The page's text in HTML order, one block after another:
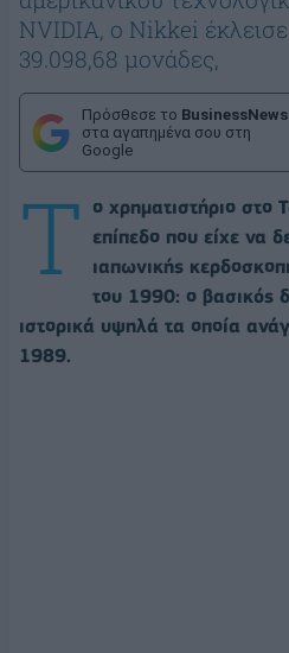
NVIDIA, ο Nikkei έκλεισε
39.098,68 μονάδες,
Πρόσθεσε το BusinessNews
στα αγαπημένα σου στη
Google
Τ
ο χρηματιστήριο στο
επίπεδο που είχε να
ιαπωνικής
του 1990: ο βασικός
ιστορικά υψηλά τα οποία
1989.